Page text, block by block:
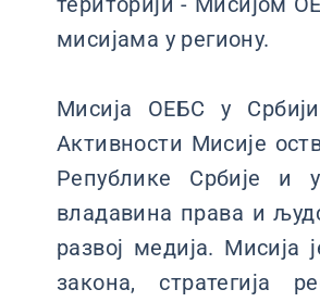
мисијама у региону.
Мисија ОЕБС у
Активности Мисије
Републике Србије и
владавина права и
развој медија.
закона, стратегија